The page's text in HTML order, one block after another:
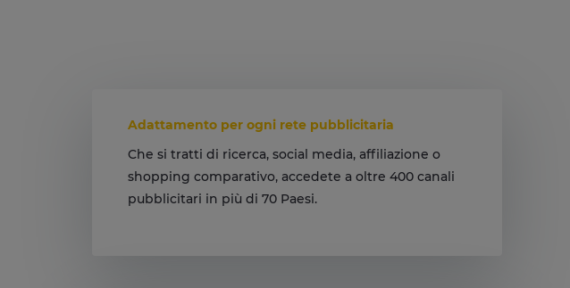
Adattamento per ogni rete pubblicitaria
Che si tratti di ricerca, social media, affiliazione o
shopping comparativo, accedete a oltre 400 canali
pubblicitari in più di 70 Paesi.